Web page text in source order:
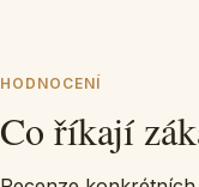
HODNOCENÍ
Co říkají